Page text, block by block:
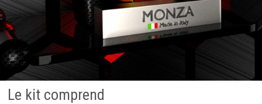
Le kit comprend